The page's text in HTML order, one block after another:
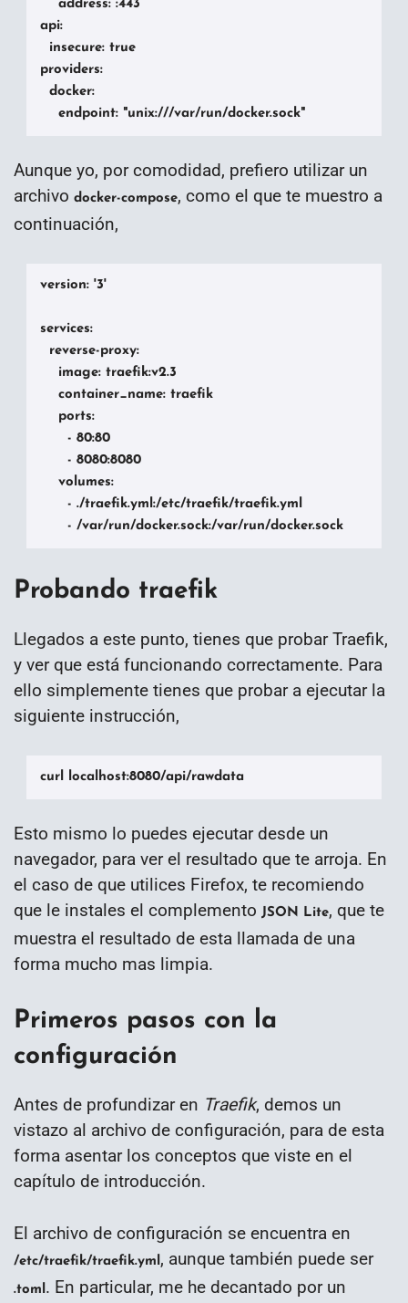
    address: :443
api:
  insecure: true
providers:
  docker:
    endpoint: "unix:///var/run/docker.sock"
Aunque yo, por comodidad, prefiero utilizar un
archivo docker-compose, como el que te muestro a
continuación,
version: '3'
services:
  reverse-proxy:
    image: traefik:v2.3
    container_name: traefik
    ports:
      - 80:80
      - 8080:8080
    volumes:
      - ./traefik.yml:/etc/traefik/traefik.yml
      - /var/run/docker.sock:/var/run/docker.sock
Probando traefik
Llegados a este punto, tienes que probar Traefik,
y ver que está funcionando correctamente. Para
ello simplemente tienes que probar a ejecutar la
siguiente instrucción,
curl localhost:8080/api/rawdata
Esto mismo lo puedes ejecutar desde un
navegador, para ver el resultado que te arroja. En
el caso de que utilices Firefox, te recomiendo
que le instales el complemento JSON Lite, que te
muestra el resultado de esta llamada de una
forma mucho mas limpia.
Primeros pasos con la
configuración
Antes de profundizar en Traefik, demos un
vistazo al archivo de configuración, para de esta
forma asentar los conceptos que viste en el
capítulo de introducción.
El archivo de configuración se encuentra en
/etc/traefik/traefik.yml , aunque también puede ser
.toml . En particular, me he decantado por un